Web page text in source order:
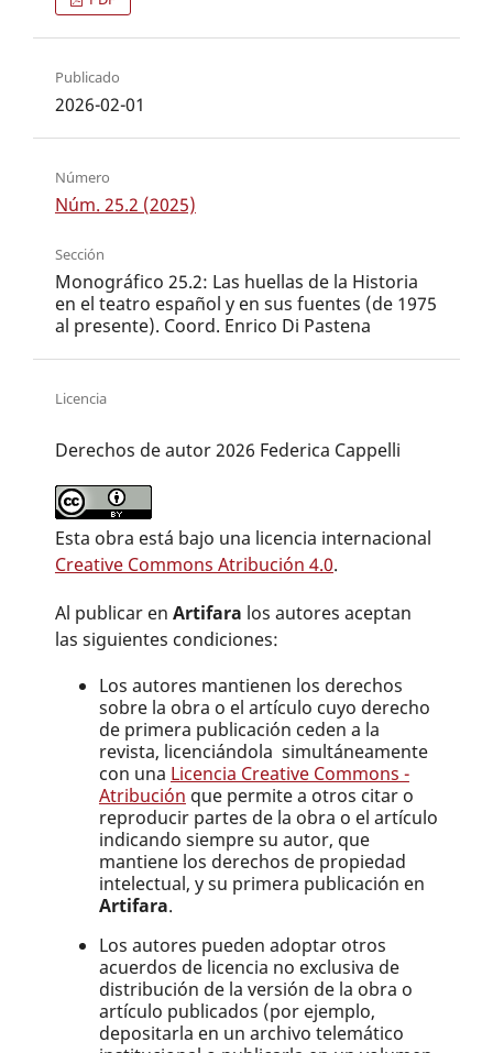
Publicado
2026-02-01
Número
Núm. 25.2 (2025)
Sección
Monográfico 25.2: Las huellas de la Historia
en el teatro español y en sus fuentes (de 1975
al presente). Coord. Enrico Di Pastena
Licencia
Derechos de autor 2026 Federica Cappelli
Esta obra está bajo una licencia internacional
Creative Commons Atribución 4.0.
Al publicar en Artifara los autores aceptan
las siguientes condiciones:
Los autores mantienen los derechos
sobre la obra o el artículo cuyo derecho
de primera publicación ceden a la
revista, licenciándola simultáneamente
con una Licencia Creative Commons -
Atribución que permite a otros citar o
reproducir partes de la obra o el artículo
indicando siempre su autor, que
mantiene los derechos de propiedad
intelectual, y su primera publicación en
Artifara.
Los autores pueden adoptar otros
acuerdos de licencia no exclusiva de
distribución de la versión de la obra o
artículo publicados (por ejemplo,
depositarla en un archivo telemático